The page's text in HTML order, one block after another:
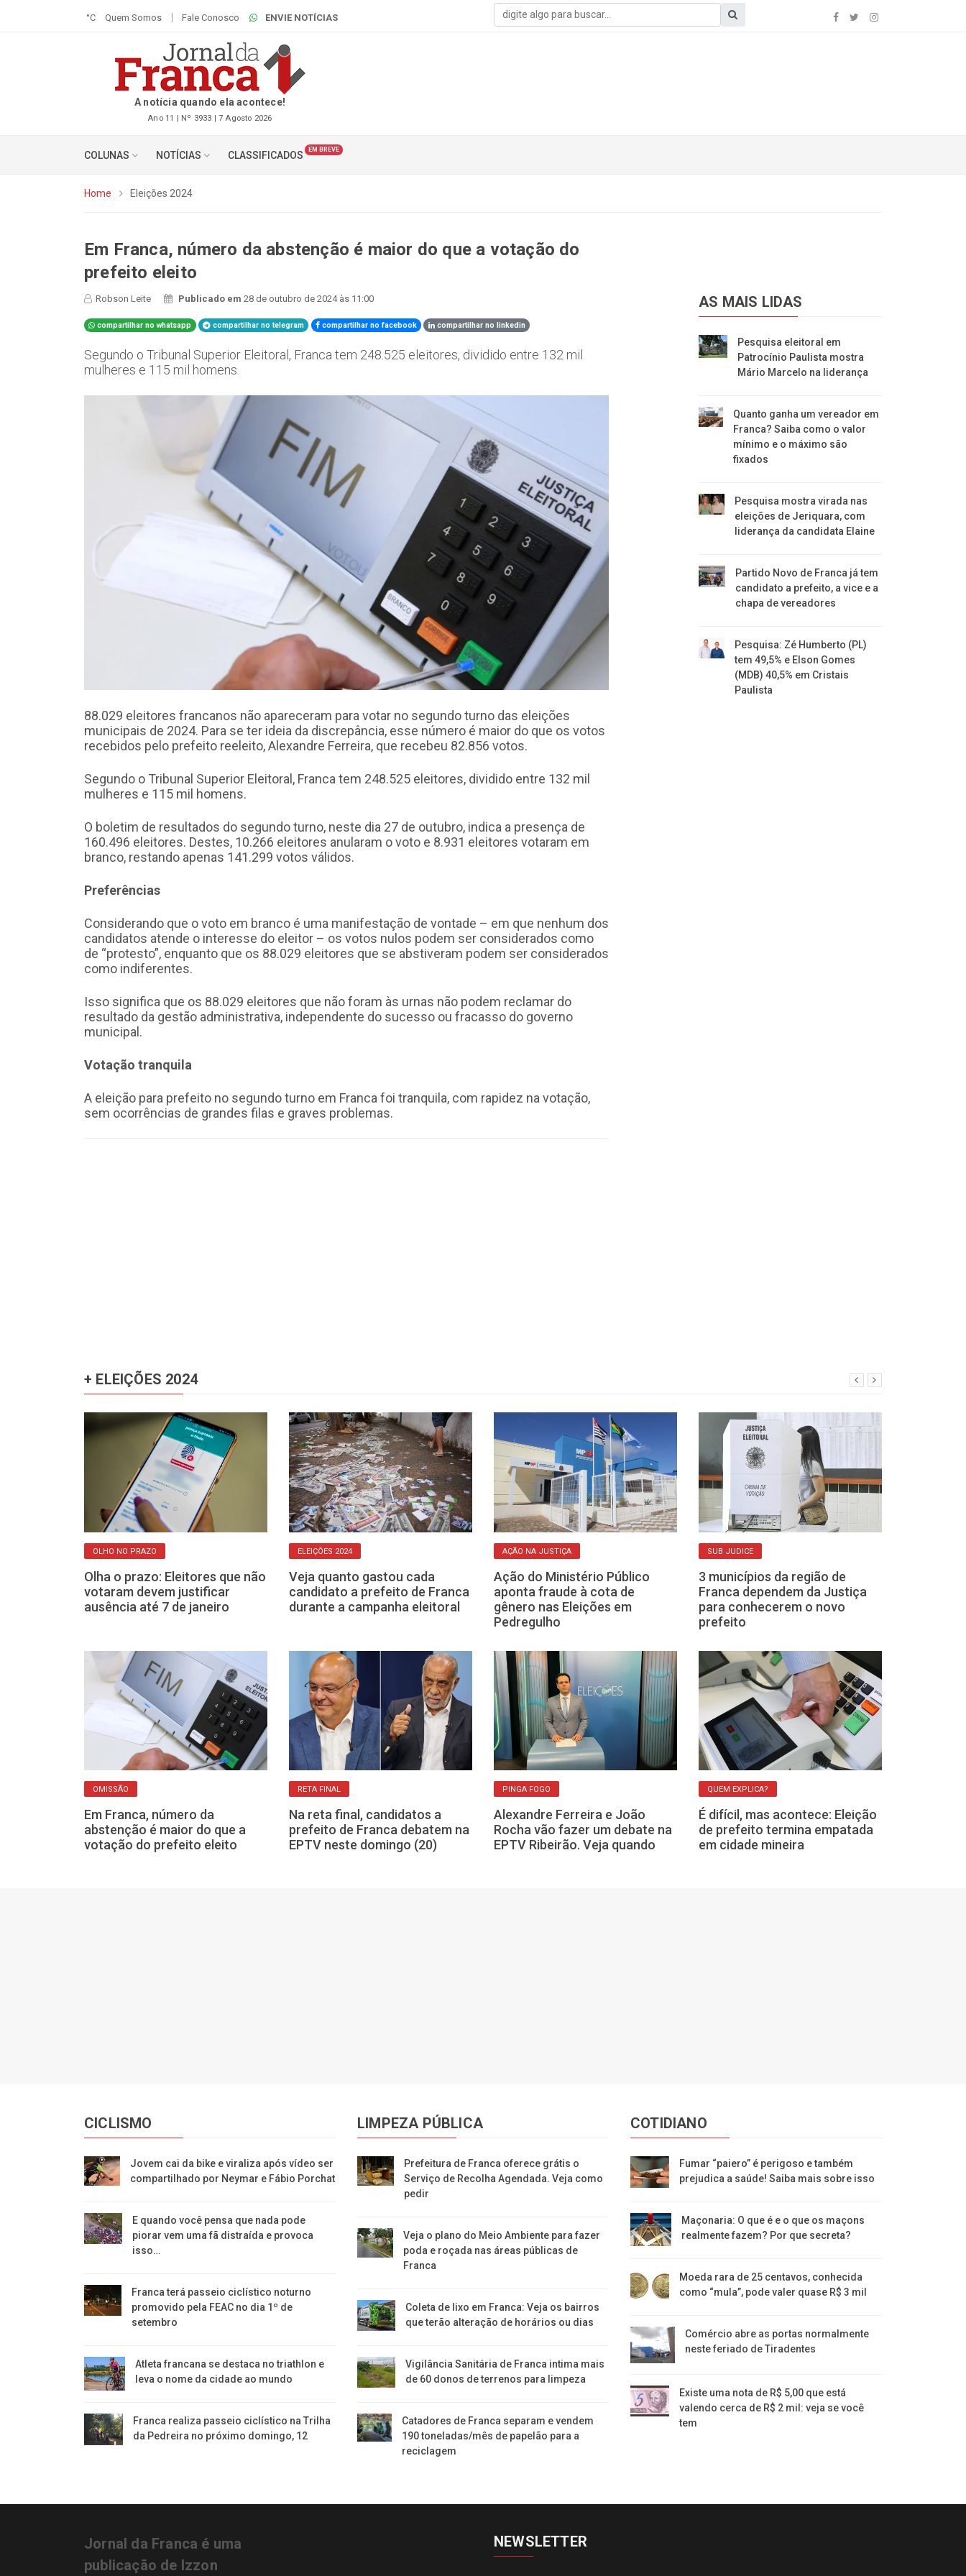
°C Quem Somos Fale Conosco ENVIE NOTÍCIAS
A notícia quando ela acontece!
Ano 11 | Nº 3933 | 7 Agosto 2026
COLUNAS NOTÍCIAS CLASSIFICADOS EM BREVE
Home Eleições 2024
Em Franca, número da abstenção é maior do que a votação do
prefeito eleito
Robson Leite Publicado em28 de outubro de 2024 às 11:00
compartilhar no whatsapp compartilhar no telegram compartilhar no facebook compartilhar no linkedin
Segundo o Tribunal Superior Eleitoral, Franca tem 248.525 eleitores, dividido entre 132 mil
mulheres e 115 mil homens.
88.029 eleitores francanos não apareceram para votar no segundo turno das eleições
municipais de 2024. Para se ter ideia da discrepância, esse número é maior do que os votos
recebidos pelo prefeito reeleito, Alexandre Ferreira, que recebeu 82.856 votos.
Segundo o Tribunal Superior Eleitoral, Franca tem 248.525 eleitores, dividido entre 132 mil
mulheres e 115 mil homens.
O boletim de resultados do segundo turno, neste dia 27 de outubro, indica a presença de
160.496 eleitores. Destes, 10.266 eleitores anularam o voto e 8.931 eleitores votaram em
branco, restando apenas 141.299 votos válidos.
Preferências
Considerando que o voto em branco é uma manifestação de vontade – em que nenhum dos
candidatos atende o interesse do eleitor – os votos nulos podem ser considerados como
de “protesto”, enquanto que os 88.029 eleitores que se abstiveram podem ser considerados
como indiferentes.
Isso significa que os 88.029 eleitores que não foram às urnas não podem reclamar do
resultado da gestão administrativa, independente do sucesso ou fracasso do governo
municipal.
Votação tranquila
A eleição para prefeito no segundo turno em Franca foi tranquila, com rapidez na votação,
sem ocorrências de grandes filas e graves problemas.
AS MAIS LIDAS
Pesquisa eleitoral em
Patrocínio Paulista mostra
Mário Marcelo na liderança
Quanto ganha um vereador em
Franca? Saiba como o valor
mínimo e o máximo são
fixados
Pesquisa mostra virada nas
eleições de Jeriquara, com
liderança da candidata Elaine
Partido Novo de Franca já tem
candidato a prefeito, a vice e a
chapa de vereadores
Pesquisa: Zé Humberto (PL)
tem 49,5% e Elson Gomes
(MDB) 40,5% em Cristais
Paulista
+ ELEIÇÕES 2024
OLHO NO PRAZO
Olha o prazo: Eleitores que não
votaram devem justificar
ausência até 7 de janeiro
ELEIÇÕES 2024
Veja quanto gastou cada
candidato a prefeito de Franca
durante a campanha eleitoral
AÇÃO NA JUSTIÇA
Ação do Ministério Público
aponta fraude à cota de
gênero nas Eleições em
Pedregulho
SUB JUDICE
3 municípios da região de
Franca dependem da Justiça
para conhecerem o novo
prefeito
OMISSÃO
Em Franca, número da
abstenção é maior do que a
votação do prefeito eleito
RETA FINAL
Na reta final, candidatos a
prefeito de Franca debatem na
EPTV neste domingo (20)
PINGA FOGO
Alexandre Ferreira e João
Rocha vão fazer um debate na
EPTV Ribeirão. Veja quando
QUEM EXPLICA?
É difícil, mas acontece: Eleição
de prefeito termina empatada
em cidade mineira
CICLISMO
Jovem cai da bike e viraliza após vídeo ser
compartilhado por Neymar e Fábio Porchat
E quando você pensa que nada pode
piorar vem uma fã distraída e provoca
isso…
Franca terá passeio ciclístico noturno
promovido pela FEAC no dia 1º de
setembro
Atleta francana se destaca no triathlon e
leva o nome da cidade ao mundo
Franca realiza passeio ciclístico na Trilha
da Pedreira no próximo domingo, 12
LIMPEZA PÚBLICA
Prefeitura de Franca oferece grátis o
Serviço de Recolha Agendada. Veja como
pedir
Veja o plano do Meio Ambiente para fazer
poda e roçada nas áreas públicas de
Franca
Coleta de lixo em Franca: Veja os bairros
que terão alteração de horários ou dias
Vigilância Sanitária de Franca intima mais
de 60 donos de terrenos para limpeza
Catadores de Franca separam e vendem
190 toneladas/mês de papelão para a
reciclagem
COTIDIANO
Fumar “paiero” é perigoso e também
prejudica a saúde! Saiba mais sobre isso
Maçonaria: O que é e o que os maçons
realmente fazem? Por que secreta?
Moeda rara de 25 centavos, conhecida
como “mula”, pode valer quase R$ 3 mil
Comércio abre as portas normalmente
neste feriado de Tiradentes
Existe uma nota de R$ 5,00 que está
valendo cerca de R$ 2 mil: veja se você
tem
Jornal da Franca é uma
publicação de Izzon
NEWSLETTER